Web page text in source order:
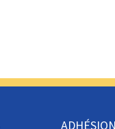
ADHÉSION